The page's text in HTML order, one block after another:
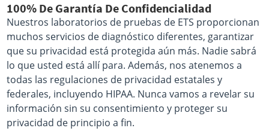
100% De Garantía De Confidencialidad
Nuestros laboratorios de pruebas de ETS proporcionan
muchos servicios de diagnóstico diferentes, garantizar
que su privacidad está protegida aún más. Nadie sabrá
lo que usted está allí para. Además, nos atenemos a
todas las regulaciones de privacidad estatales y
federales, incluyendo HIPAA. Nunca vamos a revelar su
información sin su consentimiento y proteger su
privacidad de principio a fin.